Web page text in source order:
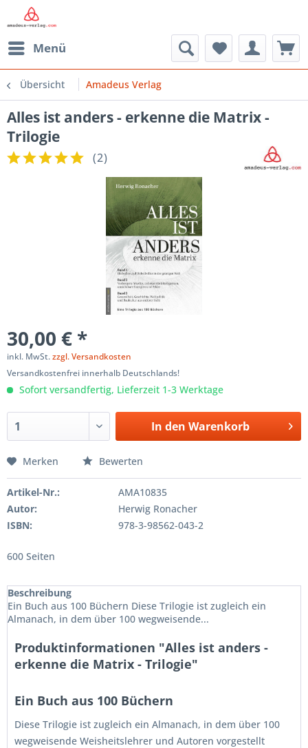
Menü
Übersicht Amadeus Verlag
Alles ist anders - erkenne die Matrix -
Trilogie
(2)
30,00 € *
inkl. MwSt.zzgl. Versandkosten
Versandkostenfrei innerhalb Deutschlands!
Sofort versandfertig, Lieferzeit 1-3 Werktage
In den Warenkorb
Merken Bewerten
Artikel-Nr.:
AMA10835
Autor:
Herwig Ronacher
ISBN:
978-3-98562-043-2
600 Seiten
Beschreibung
Ein Buch aus 100 Büchern Diese Trilogie ist zugleich ein
Almanach, in dem über 100 wegweisende...
Produktinformationen "Alles ist anders -
erkenne die Matrix - Trilogie"
Ein Buch aus 100 Büchern
Diese Trilogie ist zugleich ein Almanach, in dem über 100
wegweisende Weisheitslehrer und Autoren vorgestellt